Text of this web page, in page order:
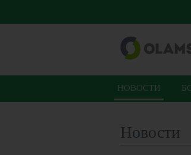
НОВОСТИ
Новости